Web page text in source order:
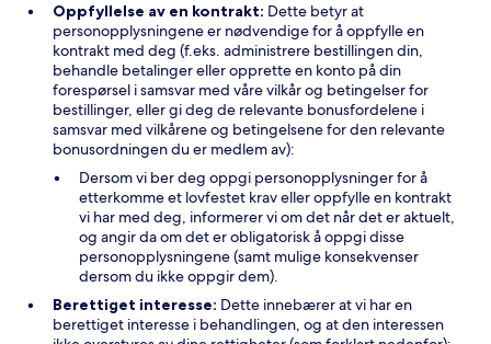
Oppfyllelse av en kontrakt: Dette betyr at
personopplysningene er nødvendige for å oppfylle en
kontrakt med deg (f.eks. administrere bestillingen din,
behandle betalinger eller opprette en konto på din
forespørsel i samsvar med våre vilkår og betingelser for
bestillinger, eller gi deg de relevante bonusfordelene i
samsvar med vilkårene og betingelsene for den relevante
bonusordningen du er medlem av):
Dersom vi ber deg oppgi personopplysninger for å
etterkomme et lovfestet krav eller oppfylle en kontrakt
vi har med deg, informerer vi om det når det er aktuelt,
og angir da om det er obligatorisk å oppgi disse
personopplysningene (samt mulige konsekvenser
dersom du ikke oppgir dem).
Berettiget interesse: Dette innebærer at vi har en
berettiget interesse i behandlingen, og at den interessen